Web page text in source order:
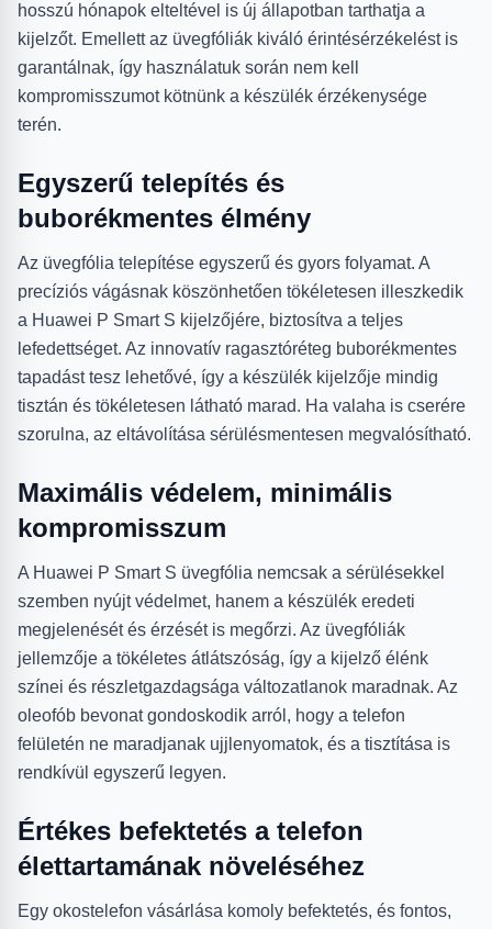
hosszú hónapok elteltével is új állapotban tarthatja a
kijelzőt. Emellett az üvegfóliák kiváló érintésérzékelést is
garantálnak, így használatuk során nem kell
kompromisszumot kötnünk a készülék érzékenysége
terén.
Egyszerű telepítés és
buborékmentes élmény
Az üvegfólia telepítése egyszerű és gyors folyamat. A
precíziós vágásnak köszönhetően tökéletesen illeszkedik
a Huawei P Smart S kijelzőjére, biztosítva a teljes
lefedettséget. Az innovatív ragasztóréteg buborékmentes
tapadást tesz lehetővé, így a készülék kijelzője mindig
tisztán és tökéletesen látható marad. Ha valaha is cserére
szorulna, az eltávolítása sérülésmentesen megvalósítható.
Maximális védelem, minimális
kompromisszum
A Huawei P Smart S üvegfólia nemcsak a sérülésekkel
szemben nyújt védelmet, hanem a készülék eredeti
megjelenését és érzését is megőrzi. Az üvegfóliák
jellemzője a tökéletes átlátszóság, így a kijelző élénk
színei és részletgazdagsága változatlanok maradnak. Az
oleofób bevonat gondoskodik arról, hogy a telefon
felületén ne maradjanak ujjlenyomatok, és a tisztítása is
rendkívül egyszerű legyen.
Értékes befektetés a telefon
élettartamának növeléséhez
Egy okostelefon vásárlása komoly befektetés, és fontos,